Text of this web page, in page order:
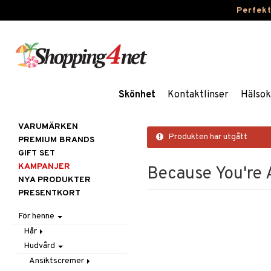
Skönhet Kontaktlinser
Produkten har utgått
Because You're
VARUMÄRKEN
PREMIUM BRANDS
GIFT SET
KAMPANJER
NYA PRODUKTER
PRESENTKORT
För henne
Hår
Accessoarer
Balsam
Hudvård
Ansiktscremer